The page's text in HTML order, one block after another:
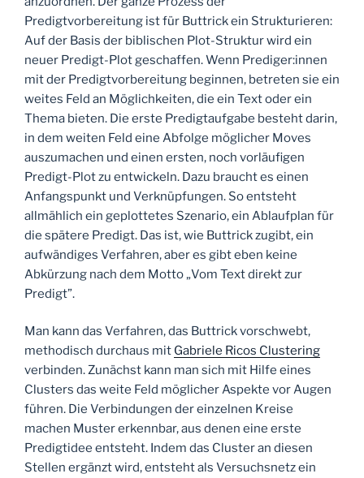
Predigtvorbereitung ist für Buttrick ein Strukturieren:
Auf der Basis der biblischen Plot-Struktur wird ein
neuer Predigt-Plot geschaffen. Wenn Prediger:innen
mit der Predigtvorbereitung beginnen, betreten sie ein
weites Feld an Möglichkeiten, die ein Text oder ein
Thema bieten. Die erste Predigtaufgabe besteht darin,
in dem weiten Feld eine Abfolge möglicher Moves
auszumachen und einen ersten, noch vorläufigen
Predigt-Plot zu entwickeln. Dazu braucht es einen
Anfangspunkt und Verknüpfungen. So entsteht
allmählich ein geplottetes Szenario, ein Ablaufplan für
die spätere Predigt. Das ist, wie Buttrick zugibt, ein
aufwändiges Verfahren, aber es gibt eben keine
Abkürzung nach dem Motto „Vom Text direkt zur
Predigt”.
Man kann das Verfahren, das Buttrick vorschwebt,
methodisch durchaus mit Gabriele Ricos Clustering
verbinden. Zunächst kann man sich mit Hilfe eines
Clusters das weite Feld möglicher Aspekte vor Augen
führen. Die Verbindungen der einzelnen Kreise
machen Muster erkennbar, aus denen eine erste
Predigtidee entsteht. Indem das Cluster an diesen
Stellen ergänzt wird, entsteht als Versuchsnetz ein